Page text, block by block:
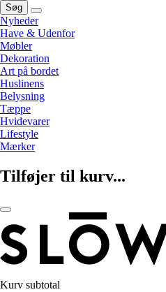
Søg
Nyheder
Have & Udenfor
Møbler
Dekoration
Art på bordet
Huslinens
Belysning
Tæppe
Hvidevarer
Lifestyle
Mærker
Tilføjer til kurv...
Kurv subtotal